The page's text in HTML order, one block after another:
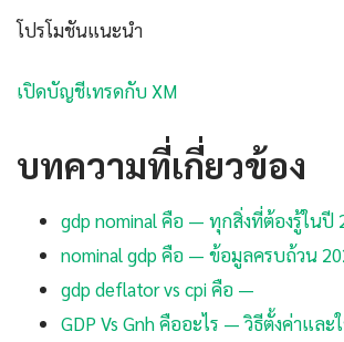
โปรโมชันแนะนำ
เปิดบัญชีเทรดกับ XM
บทความที่เกี่ยวข้อง
gdp nominal คือ — ทุกสิ่งที่ต้องรู้ในปี
nominal gdp คือ — ข้อมูลครบถ้วน
gdp deflator vs cpi คือ —
GDP Vs Gnh คืออะไร — วิธีตั้งค่าและ